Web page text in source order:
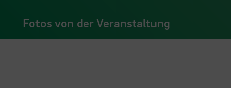
Fotos von der Veranstaltung